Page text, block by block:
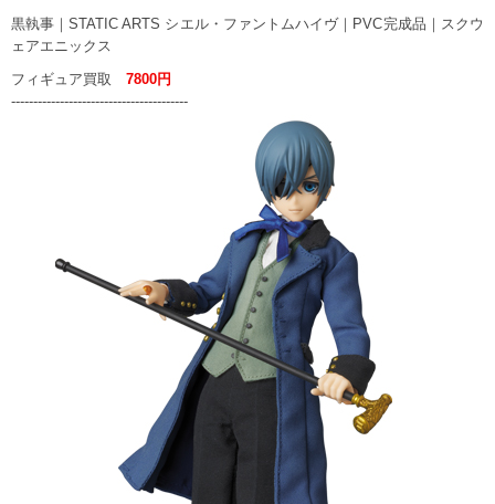
黒執事｜STATIC ARTS シエル・ファントムハイヴ｜PVC完成品｜スクウ
ェアエニックス
フィギュア買取 7800円
----------------------------------------